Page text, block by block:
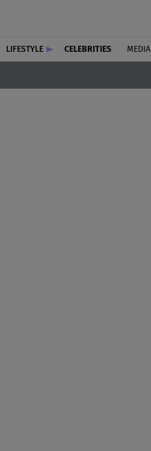
LIFESTYLE CELEBRITIES MEDIA